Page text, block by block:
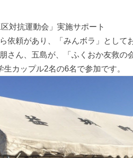
対抗運動会」実施サポート
依頼があり、「みんボラ」として
さん、五島が、「ふくおか友救の
カップル2名の6名で参加です。